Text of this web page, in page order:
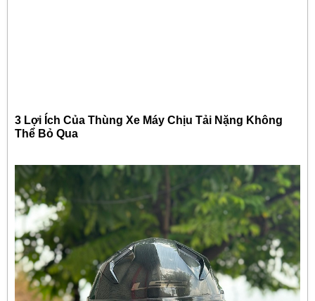
3 Lợi Ích Của Thùng Xe Máy Chịu Tải Nặng Không
Thể Bỏ Qua